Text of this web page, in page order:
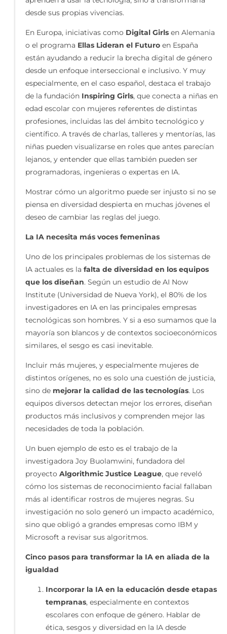
desde sus propias vivencias.
En Europa, iniciativas como Digital Girls en Alemania
o el programa Ellas Lideran el Futuro en España
están ayudando a reducir la brecha digital de género
desde un enfoque interseccional e inclusivo. Y muy
especialmente, en el caso español, destaca el trabajo
de la fundación Inspiring Girls, que conecta a niñas en
edad escolar con mujeres referentes de distintas
profesiones, incluidas las del ámbito tecnológico y
científico. A través de charlas, talleres y mentorías, las
niñas pueden visualizarse en roles que antes parecían
lejanos, y entender que ellas también pueden ser
programadoras, ingenieras o expertas en IA.
Mostrar cómo un algoritmo puede ser injusto si no se
piensa en diversidad despierta en muchas jóvenes el
deseo de cambiar las reglas del juego.
La IA necesita más voces femeninas
Uno de los principales problemas de los sistemas de
IA actuales es la falta de diversidad en los equipos
que los diseñan. Según un estudio de AI Now
Institute (Universidad de Nueva York), el 80% de los
investigadores en IA en las principales empresas
tecnológicas son hombres. Y si a eso sumamos que la
mayoría son blancos y de contextos socioeconómicos
similares, el sesgo es casi inevitable.
Incluir más mujeres, y especialmente mujeres de
distintos orígenes, no es solo una cuestión de justicia,
sino de mejorar la calidad de las tecnologías. Los
equipos diversos detectan mejor los errores, diseñan
productos más inclusivos y comprenden mejor las
necesidades de toda la población.
Un buen ejemplo de esto es el trabajo de la
investigadora Joy Buolamwini, fundadora del
proyecto Algorithmic Justice League, que reveló
cómo los sistemas de reconocimiento facial fallaban
más al identificar rostros de mujeres negras. Su
investigación no solo generó un impacto académico,
sino que obligó a grandes empresas como IBM y
Microsoft a revisar sus algoritmos.
Cinco pasos para transformar la IA en aliada de la
igualdad
Incorporar la IA en la educación desde etapas
tempranas, especialmente en contextos
escolares con enfoque de género. Hablar de
ética, sesgos y diversidad en la IA desde